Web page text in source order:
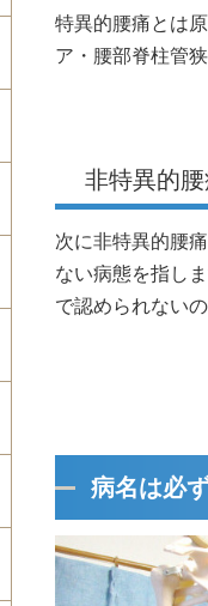
特異的腰痛とは
ア・腰部脊柱管
非特異的
次に非特異的腰
ない病態を指し
で認められない
病名は必